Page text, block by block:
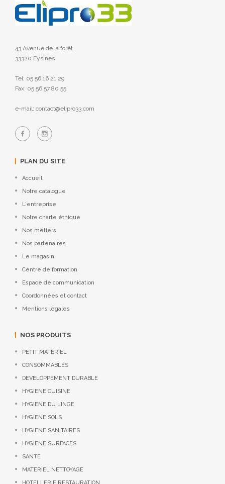
43 Avenue de la forêt
33320 Eysines
Tel: 05 56 16 21 29
Fax: 05 56 57 80 55
e-mail: contact@elipro33.com
PLAN DU SITE
Accueil
Notre catalogue
L'entreprise
Notre charte éthique
Nos métiers
Nos partenaires
Le magasin
Centre de formation
Espace de communication
Coordonnées et contact
Mentions légales
NOS PRODUITS
PETIT MATERIEL
CONSOMMABLES
DEVELOPPEMENT DURABLE
HYGIENE CUISINE
HYGIENE DU LINGE
HYGIENE SOLS
HYGIENE SANITAIRES
HYGIENE SURFACES
SANTE
MATERIEL NETTOYAGE